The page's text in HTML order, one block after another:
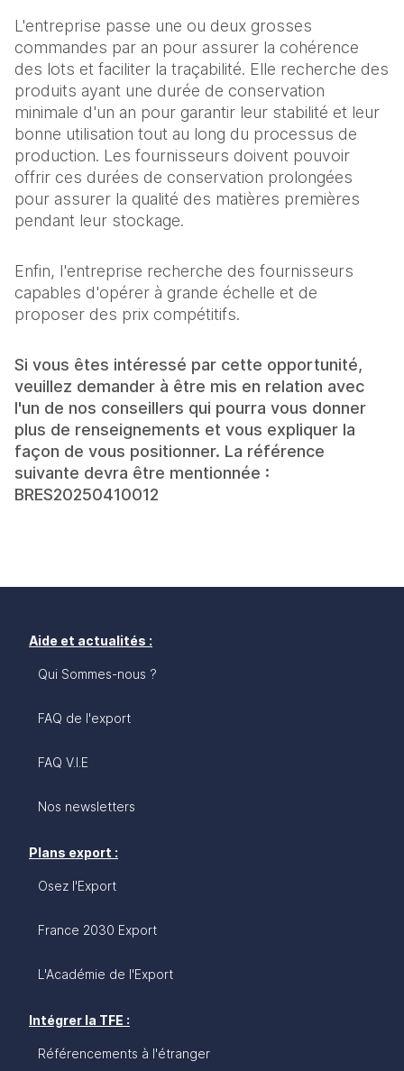
L'entreprise passe une ou deux grosses
commandes par an pour assurer la cohérence
des lots et faciliter la traçabilité. Elle recherche des
produits ayant une durée de conservation
minimale d'un an pour garantir leur stabilité et leur
bonne utilisation tout au long du processus de
production. Les fournisseurs doivent pouvoir
offrir ces durées de conservation prolongées
pour assurer la qualité des matières premières
pendant leur stockage.
Enfin, l'entreprise recherche des fournisseurs
capables d'opérer à grande échelle et de
proposer des prix compétitifs.
Si vous êtes intéressé par cette opportunité,
veuillez demander à être mis en relation avec
l'un de nos conseillers qui pourra vous donner
plus de renseignements et vous expliquer la
façon de vous positionner. La référence
suivante devra être mentionnée :
BRES20250410012
Aide et actualités :
Qui Sommes-nous ?
FAQ de l'export
FAQ V.I.E
Nos newsletters
Plans export :
Osez l'Export
France 2030 Export
L'Académie de l'Export
Intégrer la TFE :
Référencements à l'étranger